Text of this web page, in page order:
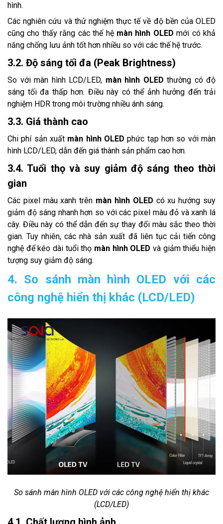
hình.
Các nghiên cứu và thử nghiệm thực tế về độ bền của OLED
cũng cho thấy rằng các thế hệ màn hình OLED mới có khả
năng chống lưu ảnh tốt hơn nhiều so với các thế hệ trước.
3.2. Độ sáng tối đa (Peak Brightness)
So với màn hình LCD/LED, màn hình OLED thường có độ
sáng tối đa thấp hơn. Điều này có thể ảnh hưởng đến trải
nghiệm HDR trong môi trường nhiều ánh sáng.
3.3. Giá thành cao
Chi phí sản xuất màn hình OLED phức tạp hơn so với màn
hình LCD/LED, dẫn đến giá thành sản phẩm cao hơn.
3.4. Tuổi thọ và suy giảm độ sáng theo thời
gian
Các pixel màu xanh trên màn hình OLED có xu hướng suy
giảm độ sáng nhanh hơn so với các pixel màu đỏ và xanh lá
cây. Điều này có thể dẫn đến sự thay đổi màu sắc theo thời
gian. Tuy nhiên, các nhà sản xuất đã liên tục cải tiến công
nghệ để kéo dài tuổi thọ màn hình OLED và giảm thiểu hiện
tượng suy giảm độ sáng.
4. So sánh màn hình OLED với các
công nghệ hiển thị khác (LCD/LED)
So sánh màn hình OLED với các công nghệ hiển thị khác
(LCD/LED)